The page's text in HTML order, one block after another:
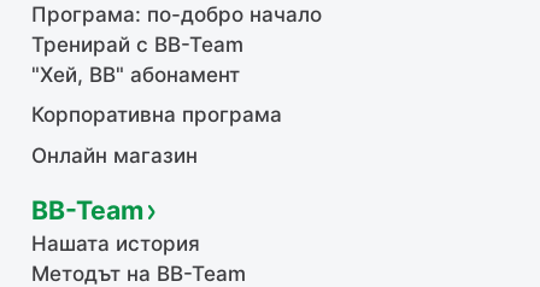
Програма: по-добро начало
Тренирай с BB-Team
"Хей, ВВ" абонамент
Корпоративна програма
Онлайн магазин
BB-Team
Нашата история
Методът на BB-Team